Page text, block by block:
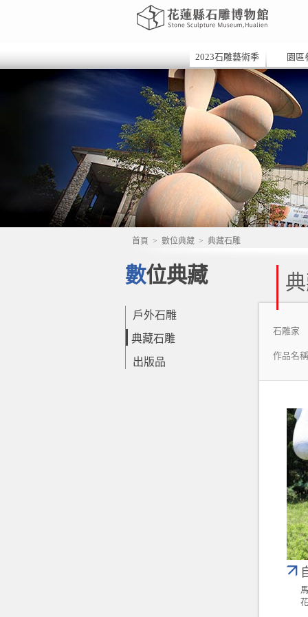
2023石雕藝術季 園區
首頁 > 數位典藏 > 典藏石雕
數位典藏
戶外石雕
典藏石雕
出版品
石雕家
作品名稱